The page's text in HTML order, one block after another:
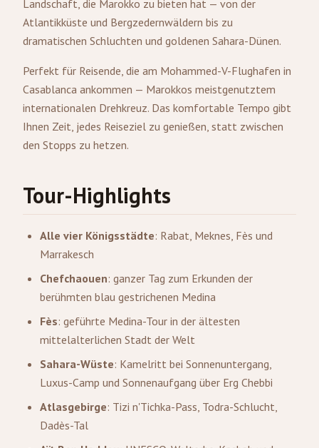
Landschaft, die Marokko zu bieten hat — von der
Atlantikküste und Bergzedernwäldern bis zu
dramatischen Schluchten und goldenen Sahara-Dünen.
Perfekt für Reisende, die am Mohammed-V-Flughafen in
Casablanca ankommen — Marokkos meistgenutztem
internationalen Drehkreuz. Das komfortable Tempo gibt
Ihnen Zeit, jedes Reiseziel zu genießen, statt zwischen
den Stopps zu hetzen.
Tour-Highlights
Alle vier Königsstädte: Rabat, Meknes, Fès und
Marrakesch
Chefchaouen: ganzer Tag zum Erkunden der
berühmten blau gestrichenen Medina
Fès: geführte Medina-Tour in der ältesten
mittelalterlichen Stadt der Welt
Sahara-Wüste: Kamelritt bei Sonnenuntergang,
Luxus-Camp und Sonnenaufgang über Erg Chebbi
Atlasgebirge: Tizi n'Tichka-Pass, Todra-Schlucht,
Dadès-Tal